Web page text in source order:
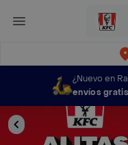
¿Nuevo en
envíos